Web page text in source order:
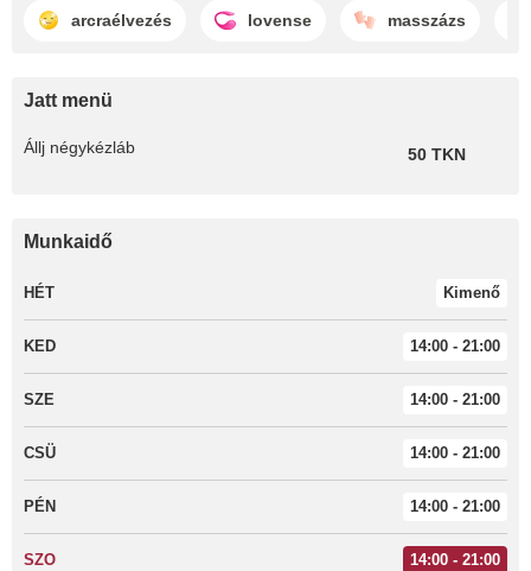
arcraélvezés lovense masszázs
Jatt menü
Állj négykézláb 50 TKN
Munkaidő
HÉT Kimenő
KED 14:00 - 21:00
SZE 14:00 - 21:00
CSÜ 14:00 - 21:00
PÉN 14:00 - 21:00
SZO 14:00 - 21:00